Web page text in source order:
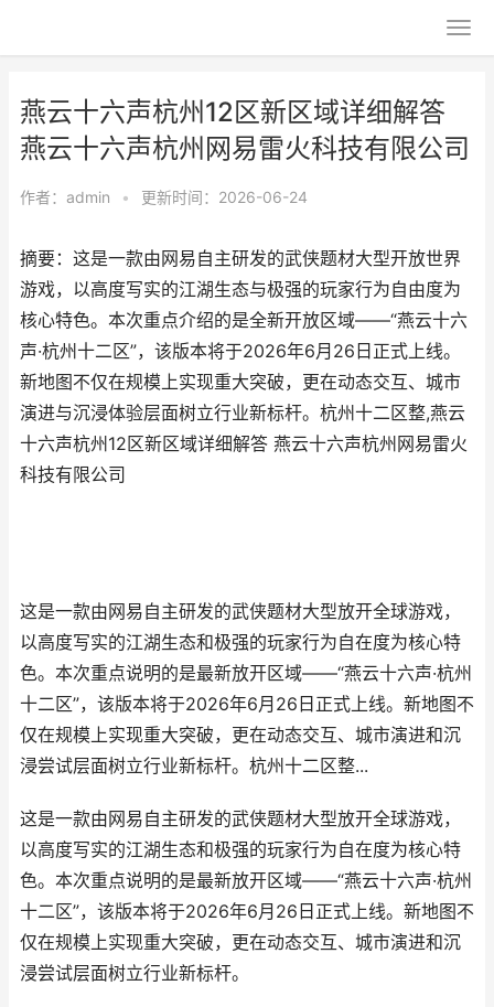
燕云十六声杭州12区新区域详细解答
燕云十六声杭州网易雷火科技有限公司
作者： admin • 更新时间：2026-06-24
摘要：这是一款由网易自主研发的武侠题材大型开放世界
游戏，以高度写实的江湖生态与极强的玩家行为自由度为
核心特色。本次重点介绍的是全新开放区域——“燕云十六
声·杭州十二区”，该版本将于2026年6月26日正式上线。
新地图不仅在规模上实现重大突破，更在动态交互、城市
演进与沉浸体验层面树立行业新标杆。杭州十二区整,燕云
十六声杭州12区新区域详细解答 燕云十六声杭州网易雷火
科技有限公司
这是一款由网易自主研发的武侠题材大型放开全球游戏，
以高度写实的江湖生态和极强的玩家行为自在度为核心特
色。本次重点说明的是最新放开区域——“燕云十六声·杭州
十二区”，该版本将于2026年6月26日正式上线。新地图不
仅在规模上实现重大突破，更在动态交互、城市演进和沉
浸尝试层面树立行业新标杆。杭州十二区整...
这是一款由网易自主研发的武侠题材大型放开全球游戏，
以高度写实的江湖生态和极强的玩家行为自在度为核心特
色。本次重点说明的是最新放开区域——“燕云十六声·杭州
十二区”，该版本将于2026年6月26日正式上线。新地图不
仅在规模上实现重大突破，更在动态交互、城市演进和沉
浸尝试层面树立行业新标杆。